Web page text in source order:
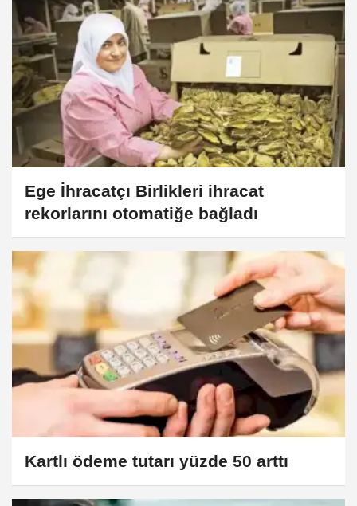
Ege İhracatçı Birlikleri ihracat
rekorlarını otomatiğe bağladı
Kartlı ödeme tutarı yüzde 50 arttı